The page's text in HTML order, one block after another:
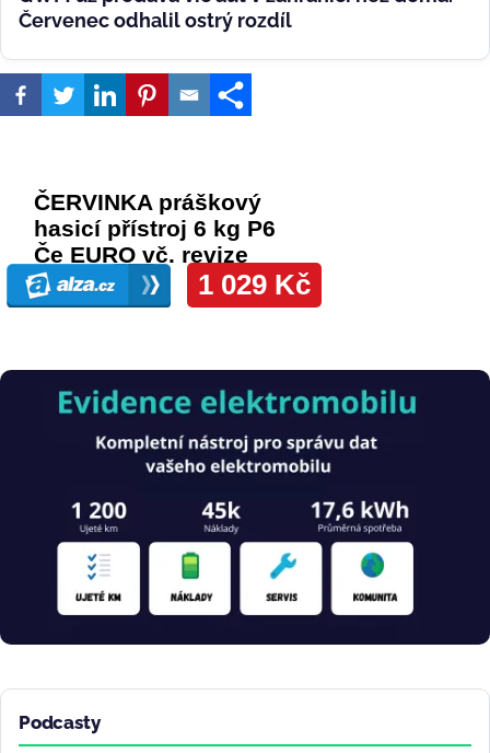
Červenec odhalil ostrý rozdíl
Obrázek
Podcasty